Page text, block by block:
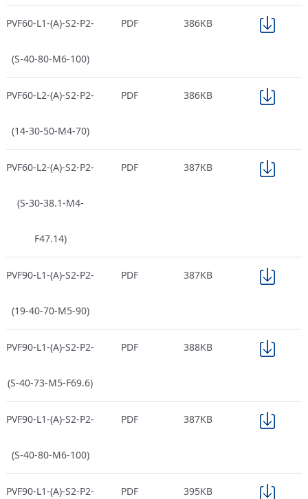
PVF60-L1-(A)-S2-P2-
(S-40-80-M6-100)
PDF 386KB
PVF60-L2-(A)-S2-P2-
(14-30-50-M4-70)
PDF 386KB
PVF60-L2-(A)-S2-P2-
(S-30-38.1-M4-
F47.14)
PDF 387KB
PVF90-L1-(A)-S2-P2-
(19-40-70-M5-90)
PDF 387KB
PVF90-L1-(A)-S2-P2-
(S-40-73-M5-F69.6)
PDF 388KB
PVF90-L1-(A)-S2-P2-
(S-40-80-M6-100)
PDF 387KB
PVF90-L1-(A)-S2-P2- PDF 395KB